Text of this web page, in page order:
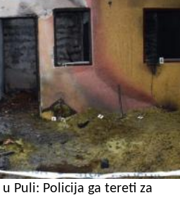
Puli: Policija ga tereti za